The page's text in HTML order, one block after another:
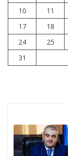
10
11
17
18
24
25
31